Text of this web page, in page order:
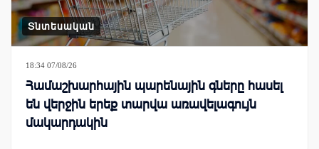
Տնտեսական
18:34 07/08/26
Համաշխարհային պարենային գները հասել
են վերջին երեք տարվա առավելագույն
մակարդակին